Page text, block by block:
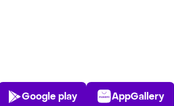
Play Store
Google play AppGallery